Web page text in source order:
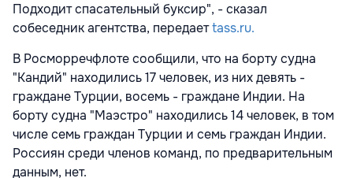
Подходит спасательный буксир", - сказал
собеседник агентства, передаетtass.ru.
В Росморречфлоте сообщили, что на борту судна
"Кандий" находились 17 человек, из них девять -
граждане Турции, восемь - граждане Индии. На
борту судна "Маэстро" находились 14 человек, в том
числе семь граждан Турции и семь граждан Индии.
Россиян среди членов команд, по предварительным
данным, нет.